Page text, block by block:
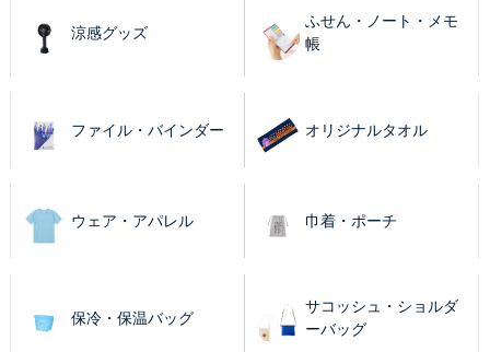
涼感グッズ
ふせん・ノート・メモ
帳
ファイル・バインダー オリジナルタオル
ウェア・アパレル 巾着・ポーチ
保冷・保温バッグ
サコッシュ・ショルダ
ーバッグ